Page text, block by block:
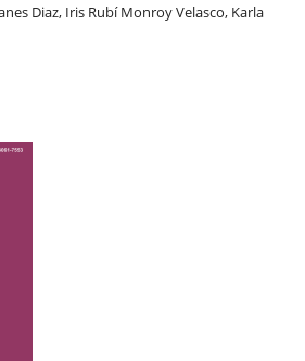
Diaz, Iris Rubí Monroy Velasco, Karla